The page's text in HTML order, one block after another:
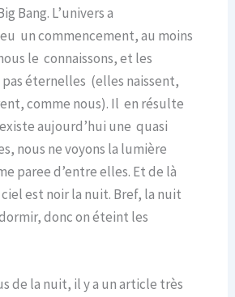
Bang. L’univers a
un commencement, au moins
le connaissons, et les
éternelles (elles naissent,
comme nous). Il en résulte
aujourd’hui une quasi
nous ne voyons la lumière
paree d’entre elles. Et de là
est noir la nuit. Bref, la nuit
donc on éteint les
de la nuit, il y a un article très